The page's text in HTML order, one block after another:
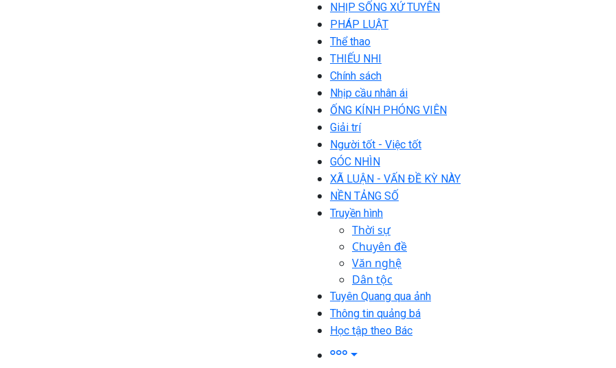
NHỊP SỐNG XỨ TUYÊN
PHÁP LUẬT
Thể thao
THIẾU NHI
Chính sách
Nhịp cầu nhân ái
ỐNG KÍNH PHÓNG VIÊN
Giải trí
Người tốt - Việc tốt
GÓC NHÌN
XÃ LUẬN - VẤN ĐỀ KỲ NÀY
NỀN TẢNG SỐ
Truyền hình
Thời sự
Chuyên đề
Văn nghệ
Dân tộc
Tuyên Quang qua ảnh
Thông tin quảng bá
Học tập theo Bác